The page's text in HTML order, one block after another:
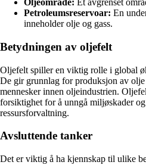
Oljeområde: Et avgrenset
Petroleumsreservoar: En
inneholder olje og gass.
Betydningen av oljefelt
Oljefelt spiller en viktig rolle i global
De gir grunnlag for produksjon av
mennesker innen oljeindustrien.
forsiktighet for å unngå miljøskader
ressursforvaltning.
Avsluttende tanker
Det er viktig å ha kjennskap til ulike